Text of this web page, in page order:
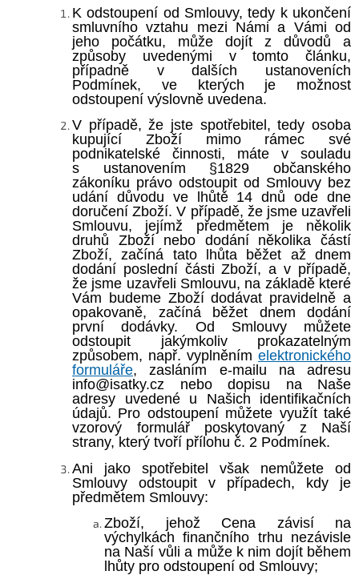
K odstoupení od Smlouvy, tedy k ukončení
smluvního vztahu mezi Námi a Vámi od
jeho počátku, může dojít z důvodů a
způsoby uvedenými v tomto článku,
případně v dalších ustanoveních
Podmínek, ve kterých je možnost
odstoupení výslovně uvedena.
V případě, že jste spotřebitel, tedy osoba
kupující Zboží mimo rámec své
podnikatelské činnosti, máte v souladu
s ustanovením §1829 občanského
zákoníku právo odstoupit od Smlouvy bez
udání důvodu ve lhůtě 14 dnů ode dne
doručení Zboží. V případě, že jsme uzavřeli
Smlouvu, jejímž předmětem je několik
druhů Zboží nebo dodání několika částí
Zboží, začíná tato lhůta běžet až dnem
dodání poslední části Zboží, a v případě,
že jsme uzavřeli Smlouvu, na základě které
Vám budeme Zboží dodávat pravidelně a
opakovaně, začíná běžet dnem dodání
první dodávky. Od Smlouvy můžete
odstoupit jakýmkoliv prokazatelným
způsobem, např. vyplněním elektronického
formuláře, zasláním e-mailu na adresu
info@isatky.cz nebo dopisu na Naše
adresy uvedené u Našich identifikačních
údajů. Pro odstoupení můžete využít také
vzorový formulář poskytovaný z Naší
strany, který tvoří přílohu č. 2 Podmínek.
Ani jako spotřebitel však nemůžete od
Smlouvy odstoupit v případech, kdy je
předmětem Smlouvy:
Zboží, jehož Cena závisí na
výchylkách finančního trhu nezávisle
na Naší vůli a může k nim dojít během
lhůty pro odstoupení od Smlouvy;